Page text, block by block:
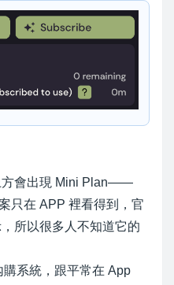
方會出現 Mini Plan——
只在 APP 裡看得到，官
所以很多人不知道它的
系統，跟平常在 App